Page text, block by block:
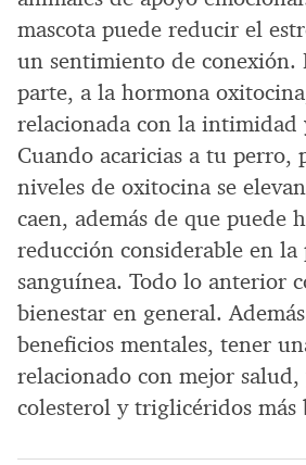
mascota puede reducir el
un sentimiento de conexión.
parte, a la hormona
relacionada con la intimidad
Cuando acaricias a tu perro,
niveles de oxitocina se
caen, además de que puede
reducción considerable en la
sanguínea. Todo lo anterior
bienestar en general.
beneficios mentales, tener
relacionado con mejor
colesterol y triglicéridos más